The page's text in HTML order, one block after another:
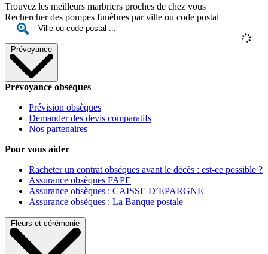
Trouvez les meilleurs marbriers proches de chez vous
Rechercher des pompes funèbres par ville ou code postal
Prévoyance
Prévoyance obsèques
Prévision obsèques
Demander des devis comparatifs
Nos partenaires
Pour vous aider
Racheter un contrat obsèques avant le décès : est-ce possible ?
Assurance obsèques FAPE
Assurance obsèques : CAISSE D’EPARGNE
Assurance obsèques : La Banque postale
Fleurs et cérémonie